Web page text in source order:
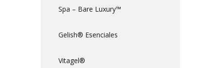
Spa – Bare Luxury™
Gelish® Esenciales
Vitagel®